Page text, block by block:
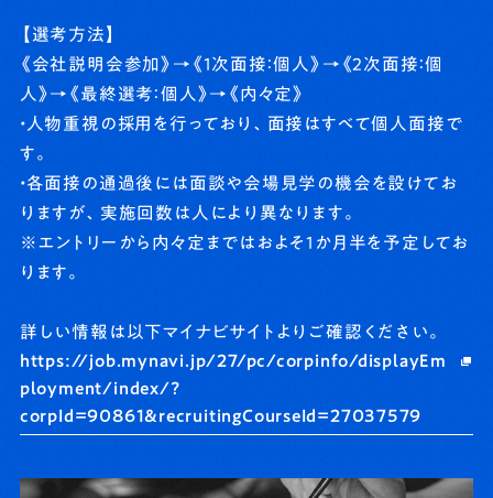
【選考方法】
《会社説明会参加》→《1次面接：個人》→《2次面接：個
人》→《最終選考：個人》→《内々定》
・人物重視の採用を行っており、面接はすべて個人面接で
す。
・各面接の通過後には面談や会場見学の機会を設けてお
りますが、実施回数は人により異なります。
※エントリーから内々定まではおよそ1か月半を予定してお
ります。
詳しい情報は以下マイナビサイトよりご確認ください。
https://job.mynavi.jp/27/pc/corpinfo/displayEm
ployment/index/?
corpId=90861&recruitingCourseId=27037579